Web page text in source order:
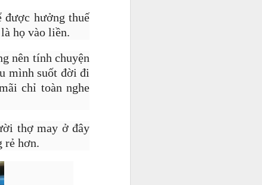
được hưởng thuế
họ vào liền.
nên tính chuyện
mình suốt đời đi
chỉ toàn nghe
thợ may ở đây
rẻ hơn.